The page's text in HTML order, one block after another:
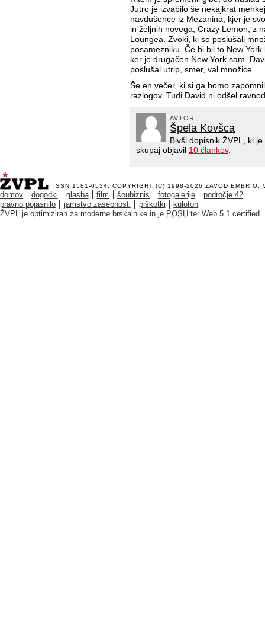
Jutro je izvabilo še nekajkrat
navdušence iz Mezanina, kjer je
in željnih novega, Crazy Lemon, z
Loungea. Zvoki, ki so poslušali
posamezniku. Če bi bil to New
ker je drugačen New York sam.
poslušal utrip, smer, val množice.
Še en večer, ki si ga bomo
razlogov. Tudi David ni odšel
AVTOR
Špela Kovšca
Bivši dopisnik ŽVPL, ki
skupaj objavil 10 člankov.
ISSN 1581-0534. COPYRIGHT (C) 1998-2026 ZAVOD EMBRIO .
domov dogodki glasba film šoubiznis fotogalerije
področje 42
pravno pojasnilo
jamstvo zasebnosti piškotki
kulofon
ŽVPL je optimiziran za moderne brskalnike in je POSH ter Web 5.1 certified.